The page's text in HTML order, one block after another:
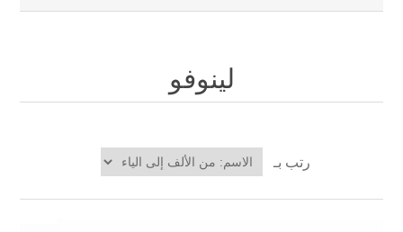
العلامات التجارية
لينوفو
رتب بـ